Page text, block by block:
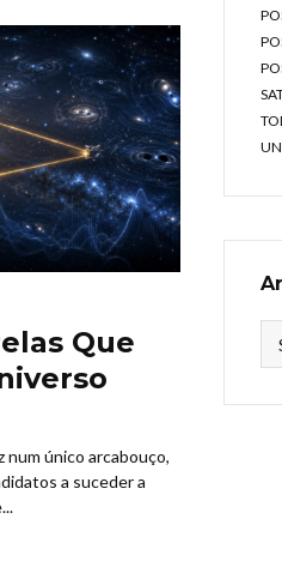
Que
num único arcabouço,
a suceder a